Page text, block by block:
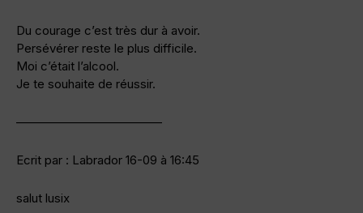
Du courage c’est très dur à avoir.
Persévérer reste le plus difficile.
Moi c’était l’alcool.
Je te souhaite de réussir.
————————————
Ecrit par : Labrador 16-09 à 16:45
salut lusix